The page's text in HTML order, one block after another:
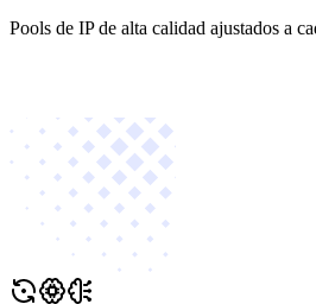
Pools de IP de alta calidad ajustados a